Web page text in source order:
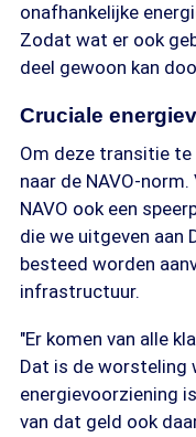
onafhankelijke
Zodat wat er ook
deel gewoon kan
Cruciale
Om deze transitie te
naar de NAVO-
NAVO ook een
die we uitgeven aan
besteed worden
infrastructuur.
"Er komen van alle
Dat is de worsteling
energievoorziening
van dat geld ook